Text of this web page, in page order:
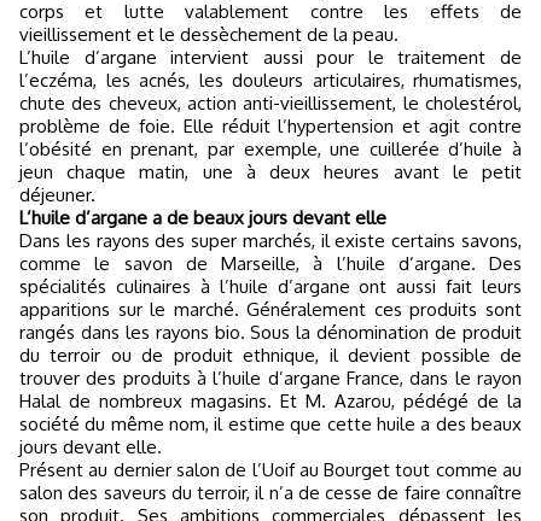
corps et lutte valablement contre les effets de
vieillissement et le dessèchement de la peau.
L’huile d’argane intervient aussi pour le traitement de
l’eczéma, les acnés, les douleurs articulaires, rhumatismes,
chute des cheveux, action anti-vieillissement, le cholestérol,
problème de foie. Elle réduit l’hypertension et agit contre
l’obésité en prenant, par exemple, une cuillerée d’huile à
jeun chaque matin, une à deux heures avant le petit
déjeuner.
L’huile d’argane a de beaux jours devant elle
Dans les rayons des super marchés, il existe certains savons,
comme le savon de Marseille, à l’huile d’argane. Des
spécialités culinaires à l’huile d’argane ont aussi fait leurs
apparitions sur le marché. Généralement ces produits sont
rangés dans les rayons bio. Sous la dénomination de produit
du terroir ou de produit ethnique, il devient possible de
trouver des produits à l’huile d’argane France, dans le rayon
Halal de nombreux magasins. Et M. Azarou, pédégé de la
société du même nom, il estime que cette huile a des beaux
jours devant elle.
Présent au dernier salon de l’Uoif au Bourget tout comme au
salon des saveurs du terroir, il n’a de cesse de faire connaître
son produit. Ses ambitions commerciales dépassent les